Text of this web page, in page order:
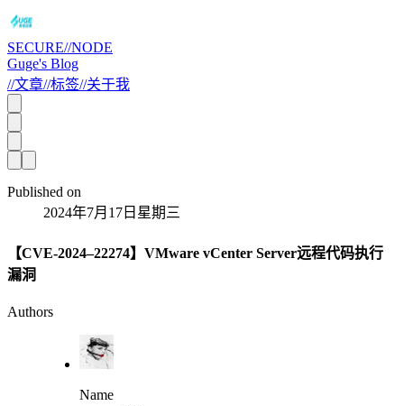
SECURE//NODE
Guge's Blog
//文章//标签//关于我
Published on
2024年7月17日星期三
【CVE-2024–22274】VMware vCenter Server远程代码执行
漏洞
Authors
Name